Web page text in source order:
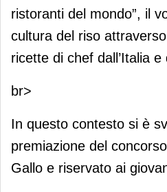
ristoranti del mondo”, il
cultura del riso
ricette di chef dall’Italia e
br>
In questo contesto si è
premiazione del
Gallo e riservato ai